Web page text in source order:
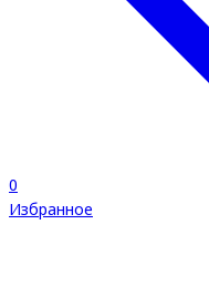
0
Избранное